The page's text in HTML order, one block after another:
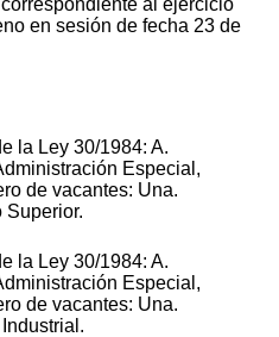
en sesión de fecha 23 de
la Ley 30/1984: A.
Especial,
de vacantes: Una.
Superior.
la Ley 30/1984: A.
Especial,
de vacantes: Una.